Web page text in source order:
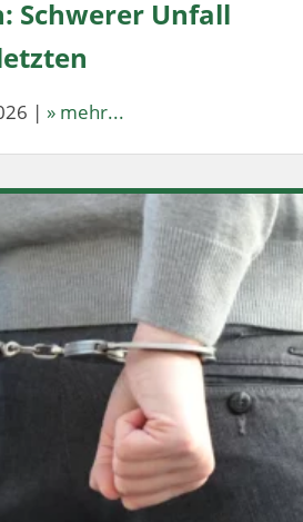
Schwerer Unfall
| » mehr...